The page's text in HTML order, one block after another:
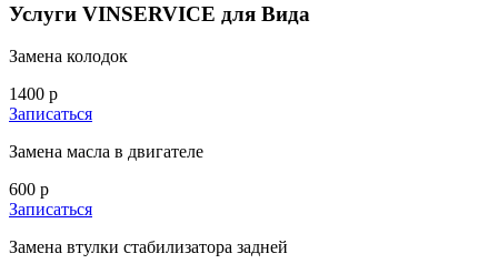
Услуги VINSERVICE для Вида
Замена колодок
1400 р
Записаться
Замена масла в двигателе
600 р
Записаться
Замена втулки стабилизатора задней